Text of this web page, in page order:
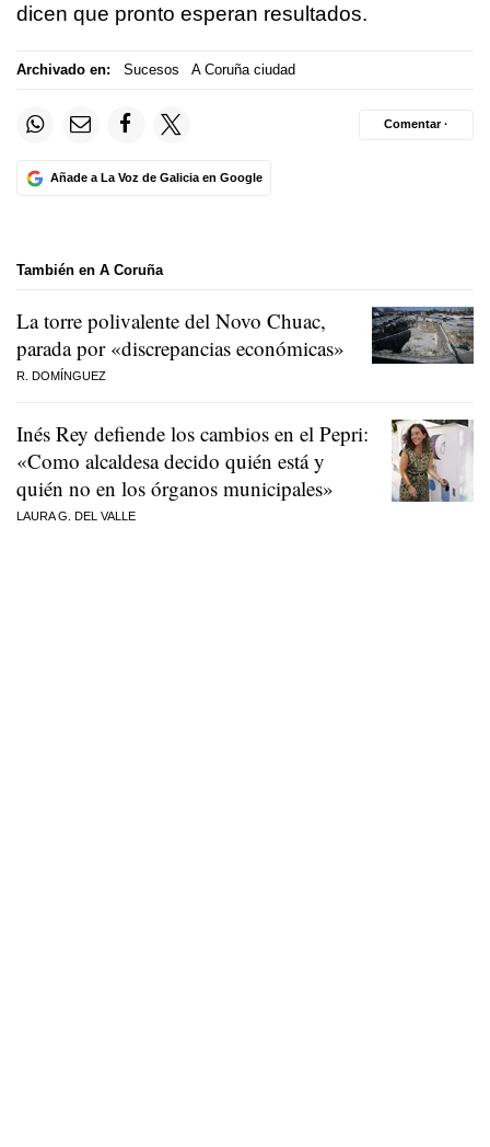
dicen que pronto esperan resultados.
Archivado en: Sucesos A Coruña ciudad
Añade a La Voz de Galicia en Google
Comentar ·
También en A Coruña
La torre polivalente del Novo Chuac,
parada por «discrepancias económicas»
R. DOMÍNGUEZ
Inés Rey defiende los cambios en el Pepri:
«Como alcaldesa decido quién está y
quién no en los órganos municipales»
LAURA G. DEL VALLE